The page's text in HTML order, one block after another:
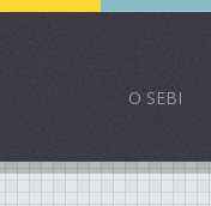
O SEBI